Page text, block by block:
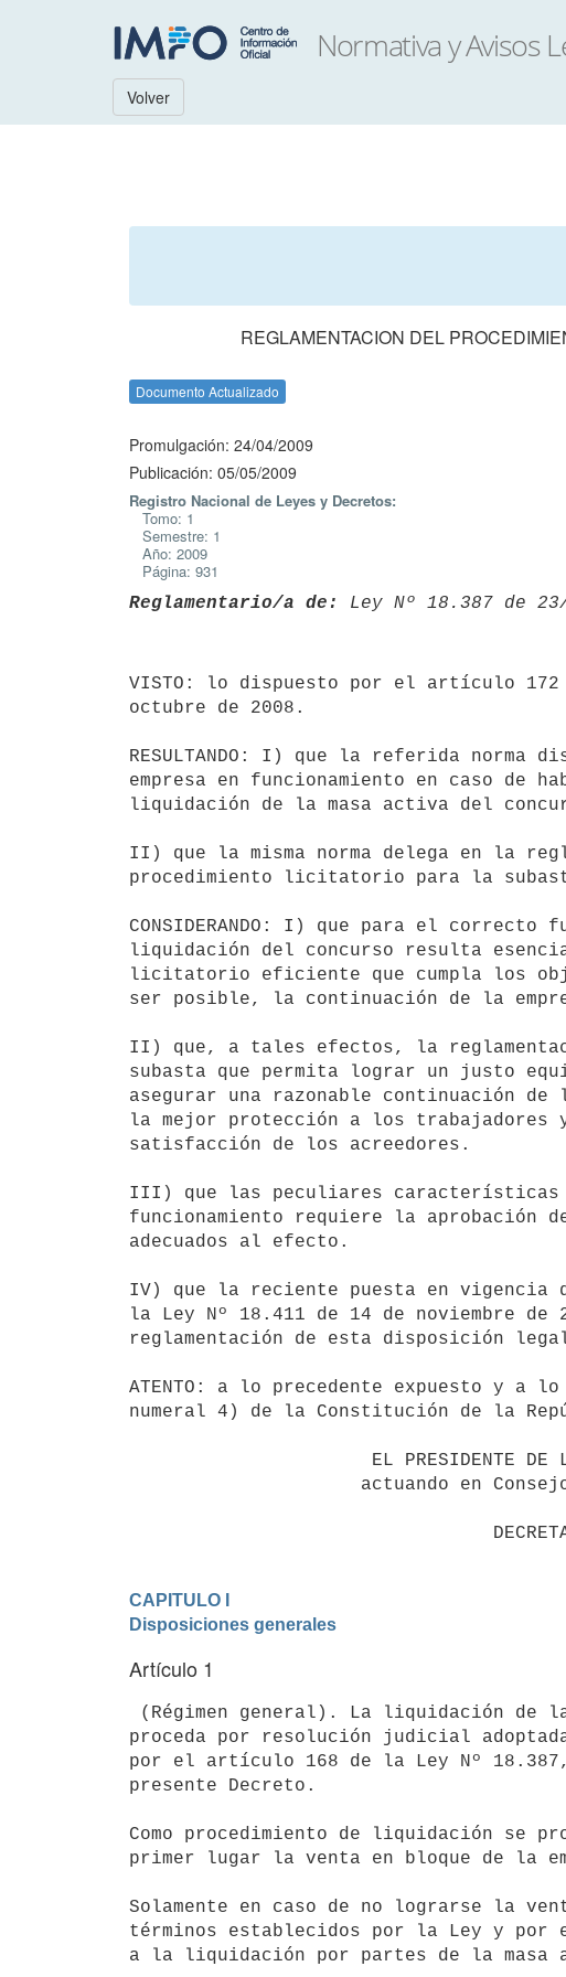
Volver
REGLAMENTACION DEL
Documento Actualizado
Promulgación: 24/04/2009
Publicación: 05/05/2009
Registro Nacional de Leyes y Decretos:
Tomo: 1
Semestre: 1
Año: 2009
Página: 931
Reglamentario/a de: Ley Nº 18.387 de
VISTO: lo dispuesto por el artículo 172
octubre de 2008.
RESULTANDO: I) que la referida norma
empresa en funcionamiento en caso de
liquidación de la masa activa del
II) que la misma norma delega en la
procedimiento licitatorio para la
CONSIDERANDO: I) que para el correcto
liquidación del concurso resulta
licitatorio eficiente que cumpla los
ser posible, la continuación de la
II) que, a tales efectos, la
subasta que permita lograr un justo
asegurar una razonable continuación
la mejor protección a los trabajadores
satisfacción de los acreedores.
III) que las peculiares características
funcionamiento requiere la aprobación
adecuados al efecto.
IV) que la reciente puesta en vigencia
la Ley Nº 18.411 de 14 de noviembre
reglamentación de esta disposición
ATENTO: a lo precedente expuesto y a
numeral 4) de la Constitución de la
CAPITULO I
Disposiciones generales
Artículo 1
proceda por resolución judicial
por el artículo 168 de la Ley Nº
presente Decreto.
Como procedimiento de liquidación se
primer lugar la venta en bloque de la
Solamente en caso de no lograrse la
términos establecidos por la Ley y por